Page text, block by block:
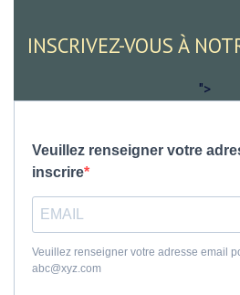
INSCRIVEZ-VOUS À
">
Veuillez renseigner votre
inscrire
Veuillez renseigner votre adresse email
abc@xyz.com